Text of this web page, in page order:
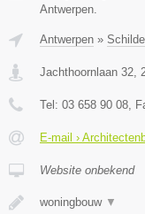
Antwerpen.
Antwerpen » Schilde
Jachthoornlaan 32
Tel: 03 658 90 08 ,
E-mail ›
Website onbekend
woningbouw ▼